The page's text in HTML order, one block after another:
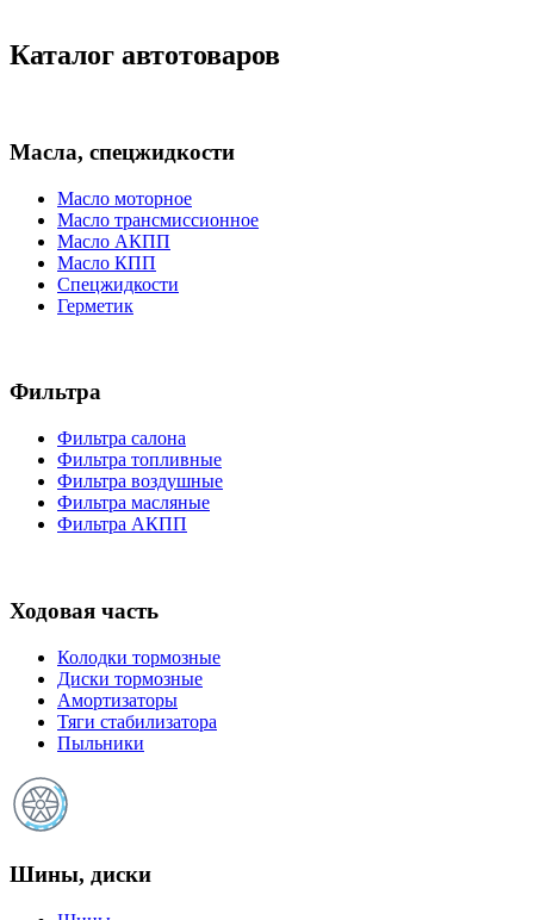
Каталог автотоваров
Масла, спецжидкости
Масло моторное
Масло трансмиссионное
Масло АКПП
Масло КПП
Спецжидкости
Герметик
Фильтра
Фильтра салона
Фильтра топливные
Фильтра воздушные
Фильтра масляные
Фильтра АКПП
Ходовая часть
Колодки тормозные
Диски тормозные
Амортизаторы
Тяги стабилизатора
Пыльники
Шины, диски